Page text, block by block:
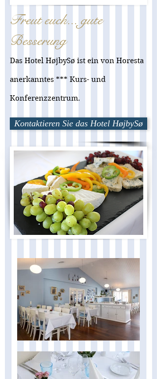
Freut euch... gute
Besserung
Das Hotel HøjbySø ist ein von Horesta
anerkanntes *** Kurs- und
Konferenzzentrum.
Kontaktieren Sie das Hotel HøjbySø